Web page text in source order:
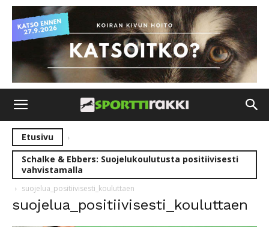
Etusivu
Schalke & Ebbers: Suojelukoulutusta positiivisesti
vahvistamalla
suojelua_positiivisesti_kouluttaen
suojelua_positiivisesti_kouluttaen